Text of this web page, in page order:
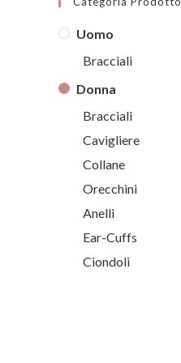
Uomo
Bracciali
Donna
Bracciali
Cavigliere
Collane
Orecchini
Anelli
Ear-Cuffs
Ciondoli